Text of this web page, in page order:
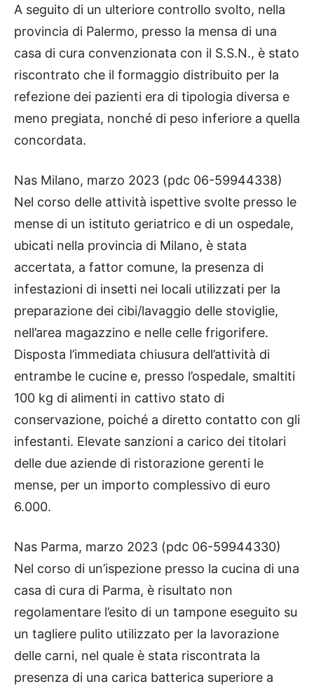
A seguito di un ulteriore controllo svolto, nella
provincia di Palermo, presso la mensa di una
casa di cura convenzionata con il S.S.N., è stato
riscontrato che il formaggio distribuito per la
refezione dei pazienti era di tipologia diversa e
meno pregiata, nonché di peso inferiore a quella
concordata.
Nas Milano, marzo 2023 (pdc 06-59944338)
Nel corso delle attività ispettive svolte presso le
mense di un istituto geriatrico e di un ospedale,
ubicati nella provincia di Milano, è stata
accertata, a fattor comune, la presenza di
infestazioni di insetti nei locali utilizzati per la
preparazione dei cibi/lavaggio delle stoviglie,
nell’area magazzino e nelle celle frigorifere.
Disposta l’immediata chiusura dell’attività di
entrambe le cucine e, presso l’ospedale, smaltiti
100 kg di alimenti in cattivo stato di
conservazione, poiché a diretto contatto con gli
infestanti. Elevate sanzioni a carico dei titolari
delle due aziende di ristorazione gerenti le
mense, per un importo complessivo di euro
6.000.
Nas Parma, marzo 2023 (pdc 06-59944330)
Nel corso di un’ispezione presso la cucina di una
casa di cura di Parma, è risultato non
regolamentare l’esito di un tampone eseguito su
un tagliere pulito utilizzato per la lavorazione
delle carni, nel quale è stata riscontrata la
presenza di una carica batterica superiore a